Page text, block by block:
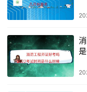
网上支付平台进行支付
2022年考取消防证
凡中华人民共和国公民
德，并符合一级注册